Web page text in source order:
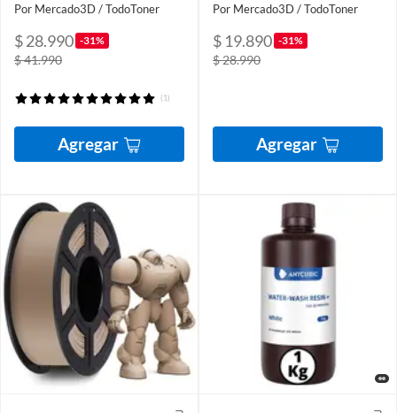
Por Mercado3D / TodoToner
$ 28.990 -31%
$ 41.990
(1)
Agregar
Por Mercado3D / TodoToner
$ 19.890 -31%
$ 28.990
Agregar